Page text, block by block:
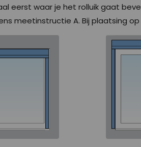
eerst waar je het rolluik gaat
meetinstructie A. Bij plaatsing